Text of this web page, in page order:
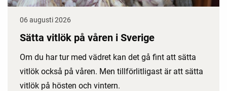
06 augusti 2026
Sätta vitlök på våren i Sverige
Om du har tur med vädret kan det gå fint att sätta
vitlök också på våren. Men tillförlitligast är att sätta
vitlök på hösten och vintern.